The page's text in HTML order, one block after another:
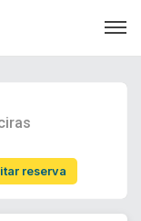
reserva